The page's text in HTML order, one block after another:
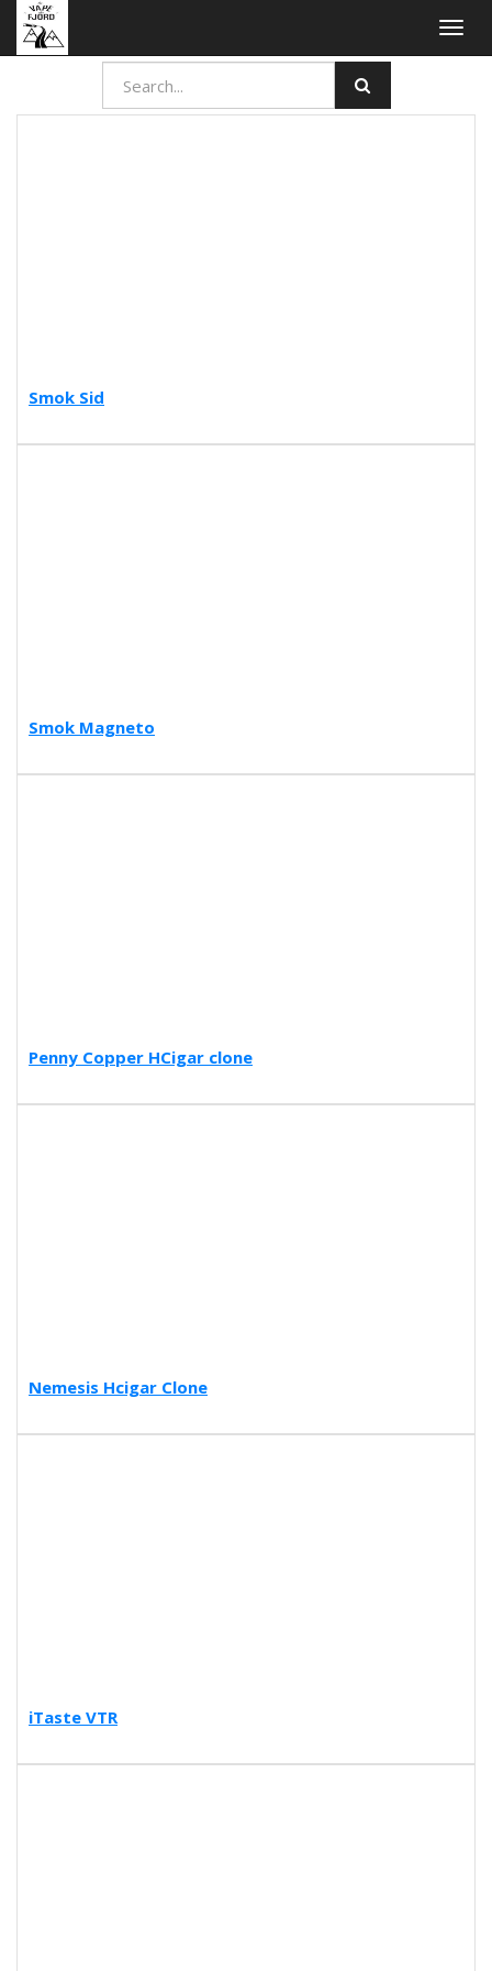
Smok Sid
Smok Magneto
Penny Copper HCigar clone
Nemesis Hcigar Clone
iTaste VTR